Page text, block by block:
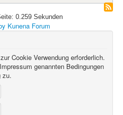
0.259 Sekunden
Kunena Forum
Cookie Verwendung erforderlich.
genannten Bedingungen
zu.